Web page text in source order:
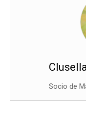
Socio de